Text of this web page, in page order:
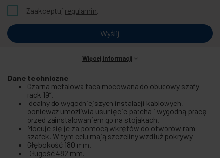
Zaakceptuj regulamin.
Wyślij
Więcej informacji
Dane techniczne
Czarna metalowa taca mocowana do obudowy szafy
rack 19”.
Idealny do wygodniejszych instalacji kablowych,
ponieważ umożliwia usunięcie patcha i wygodną pracę
przed zainstalowaniem go na stojakach.
Mocuje się je za pomocą wkrętów do otworów ram
szafek. W tym celu mają szczeliny wzdłuż pokrywy.
Głębokość 180 mm.
Długość 482 mm.